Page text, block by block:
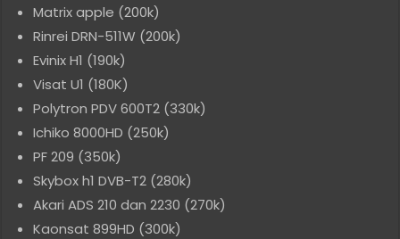
Matrix apple (200k)
Rinrei DRN-511W (200k)
Evinix H1 (190k)
Visat U1 (180K)
Polytron PDV 600T2 (330k)
Ichiko 8000HD (250k)
PF 209 (350k)
Skybox h1 DVB-T2 (280k)
Akari ADS 210 dan 2230 (270k)
Kaonsat 899HD (300k)